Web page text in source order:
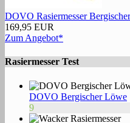
DOVO Rasiermesser
169,95 EUR
Zum Angebot*
Rasiermesser Test
DOVO Bergischer Löwe
9